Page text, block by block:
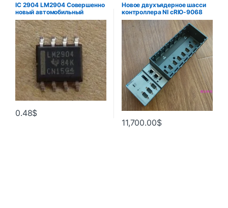
IC 2904 LM2904 Совершенно
новый автомобильный
электронный чип
0.48$
Новое двухъядерное шасси
контроллера NI cRIO-9068
782663 -01
импортированный подлинный
(свяжитесь с нами, чтобы
получить VIP-цену)
11,700.00$